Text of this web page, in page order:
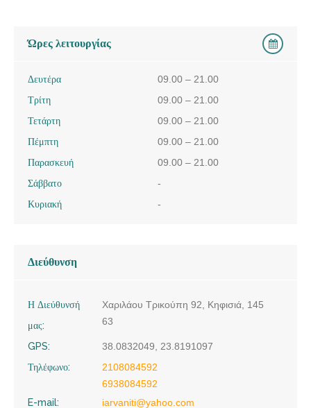
Ώρες λειτουργίας
Δευτέρα
09.00 – 21.00
Τρίτη
09.00 – 21.00
Τετάρτη
09.00 – 21.00
Πέμπτη
09.00 – 21.00
Παρασκευή
09.00 – 21.00
Σάββατο
-
Κυριακή
-
Διεύθυνση
Η Διεύθυνσή
μας:
Χαριλάου Τρικούπη 92, Κηφισιά, 145
63
GPS:
38.0832049, 23.8191097
Τηλέφωνο:
2108084592
6938084592
E-mail:
iarvaniti@yahoo.com